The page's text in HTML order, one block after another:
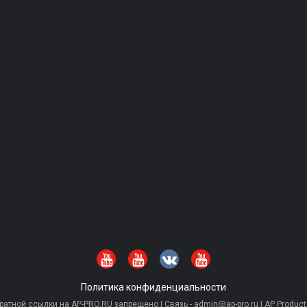
Политика конфиденциальности
ссылки на AP-PRO.RU запрещено | Связь - admin@ap-pro.ru | AP